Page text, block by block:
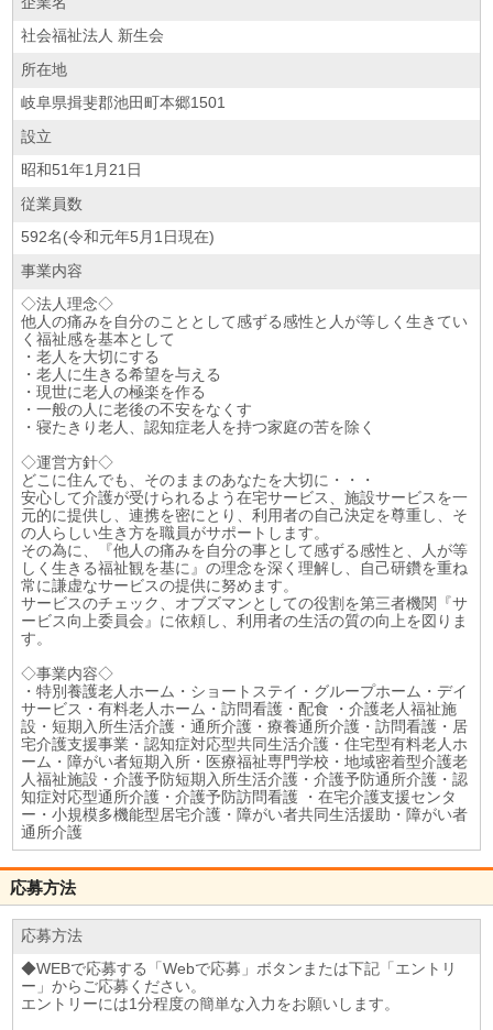
社会福祉法人 新生会
所在地
岐阜県揖斐郡池田町本郷1501
設立
昭和51年1月21日
従業員数
592名(令和元年5月1日現在)
事業内容
◇法人理念◇
他人の痛みを自分のこととして感ずる感性と人が等しく生きてい
く福祉感を基本として
・老人を大切にする
・老人に生きる希望を与える
・現世に老人の極楽を作る
・一般の人に老後の不安をなくす
・寝たきり老人、認知症老人を持つ家庭の苦を除く
◇運営方針◇
どこに住んでも、そのままのあなたを大切に・・・
安心して介護が受けられるよう在宅サービス、施設サービスを一
元的に提供し、連携を密にとり、利用者の自己決定を尊重し、そ
の人らしい生き方を職員がサポートします。
その為に、『他人の痛みを自分の事として感ずる感性と、人が等
しく生きる福祉観を基に』の理念を深く理解し、自己研鑽を重ね
常に謙虚なサービスの提供に努めます。
サービスのチェック、オブズマンとしての役割を第三者機関『サ
ービス向上委員会』に依頼し、利用者の生活の質の向上を図りま
す。
◇事業内容◇
・特別養護老人ホーム・ショートステイ・グループホーム・デイ
サービス・有料老人ホーム・訪問看護・配食 ・介護老人福祉施
設・短期入所生活介護・通所介護・療養通所介護・訪問看護・居
宅介護支援事業・認知症対応型共同生活介護・住宅型有料老人ホ
ーム・障がい者短期入所・医療福祉専門学校・地域密着型介護老
人福祉施設・介護予防短期入所生活介護・介護予防通所介護・認
知症対応型通所介護・介護予防訪問看護 ・在宅介護支援センタ
ー・小規模多機能型居宅介護・障がい者共同生活援助・障がい者
通所介護
応募方法
応募方法
◆WEBで応募する「Webで応募」ボタンまたは下記「エントリ
ー」からご応募ください。
エントリーには1分程度の簡単な入力をお願いします。